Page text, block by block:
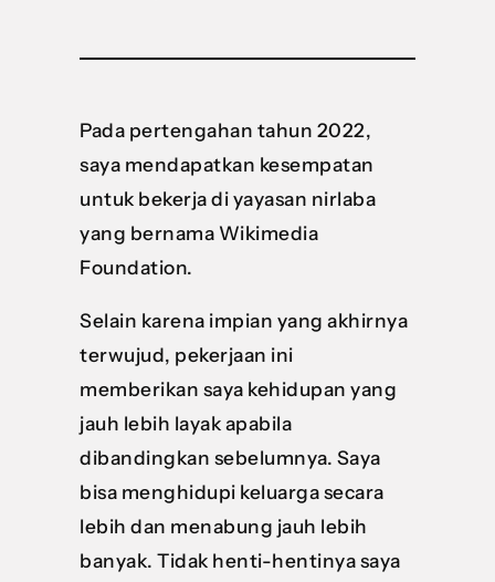
Pada pertengahan tahun 2022,
saya mendapatkan kesempatan
untuk bekerja di yayasan nirlaba
yang bernama Wikimedia
Foundation.
Selain karena impian yang akhirnya
terwujud, pekerjaan ini
memberikan saya kehidupan yang
jauh lebih layak apabila
dibandingkan sebelumnya. Saya
bisa menghidupi keluarga secara
lebih dan menabung jauh lebih
banyak. Tidak henti-hentinya saya